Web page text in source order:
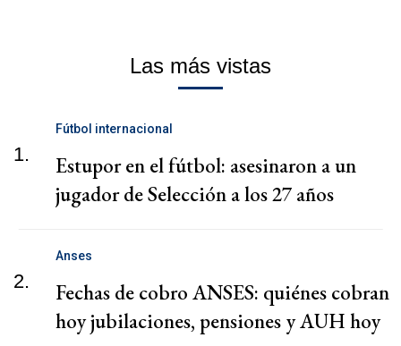
Las más vistas
1.
Fútbol internacional
Estupor en el fútbol: asesinaron a un
jugador de Selección a los 27 años
2.
Anses
Fechas de cobro ANSES: quiénes cobran
hoy jubilaciones, pensiones y AUH hoy